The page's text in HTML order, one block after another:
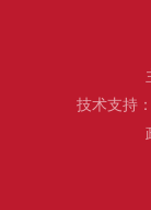
技术支持